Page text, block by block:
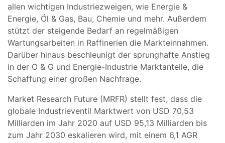
allen wichtigen Industriezweigen, wie Energie &
Energie, Öl & Gas, Bau, Chemie und mehr. Außerdem
stützt der steigende Bedarf an regelmäßigen
Wartungsarbeiten in Raffinerien die Markteinnahmen.
Darüber hinaus beschleunigt der sprunghafte Anstieg
in der O & G und Energie-Industrie Marktanteile, die
Schaffung einer großen Nachfrage.
Market Research Future (MRFR) stellt fest, dass die
globale Industrieventil Marktwert von USD 70,53
Milliarden im Jahr 2020 auf USD 95,13 Milliarden bis
zum Jahr 2030 eskalieren wird, mit einem 6,1 AGR